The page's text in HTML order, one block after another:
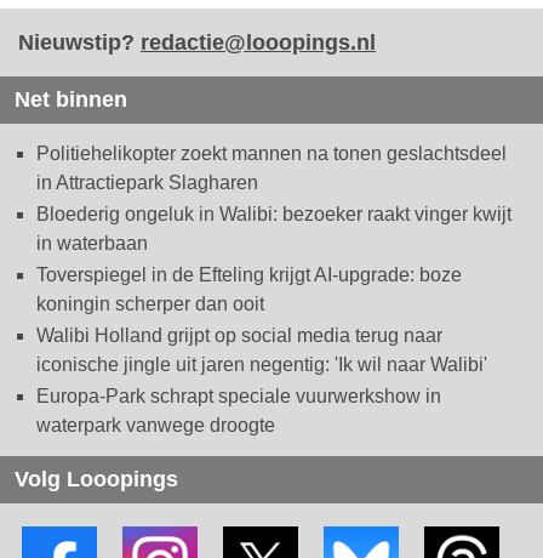
Nieuwstip? redactie@looopings.nl
Net binnen
Politiehelikopter zoekt mannen na tonen geslachtsdeel
in Attractiepark Slagharen
Bloederig ongeluk in Walibi: bezoeker raakt vinger kwijt
in waterbaan
Toverspiegel in de Efteling krijgt AI-upgrade: boze
koningin scherper dan ooit
Walibi Holland grijpt op social media terug naar
iconische jingle uit jaren negentig: 'Ik wil naar Walibi'
Europa-Park schrapt speciale vuurwerkshow in
waterpark vanwege droogte
Volg Looopings